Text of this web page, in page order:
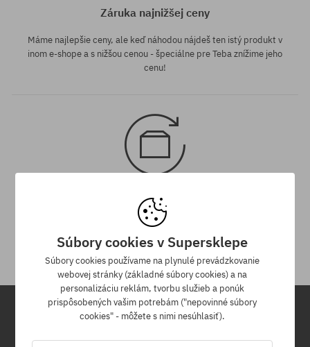
Záruka najnižšej ceny
Máme najlepšie ceny, ale keď náhodou nájdeš ten istý produkt v
inom e-shope a s nižšou cenou - špeciálne pre Teba znížime jeho
cenu!
30 dní na vrátenie tovaru
Na vrátenie produktu máš 30 dní od dňa obdržania zásielky.
Newsletter
Súbory cookies v Supersklepe
Súbory cookies používame na plynulé prevádzkovanie
webovej stránky (základné súbory cookies) a na
personalizáciu reklám, tvorbu služieb a ponúk
prispôsobených vašim potrebám ("nepovinné súbory
cookies" - môžete s nimi nesúhlasiť).